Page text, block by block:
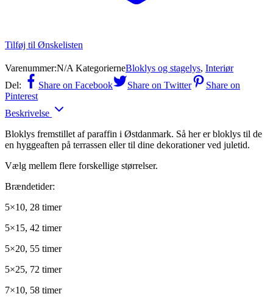
Tilføj til Ønskelisten
Varenummer:N/A KategorierneBloklys og stagelys, Interiør
Del:
Share on Facebook Share on Twitter
Share on
Pinterest
Beskrivelse
Bloklys fremstillet af paraffin i Østdanmark. Så her er bloklys til de
en hyggeaften på terrassen eller til dine dekorationer ved juletid.
Vælg mellem flere forskellige størrelser.
Brændetider:
5×10, 28 timer
5×15, 42 timer
5×20, 55 timer
5×25, 72 timer
7×10, 58 timer